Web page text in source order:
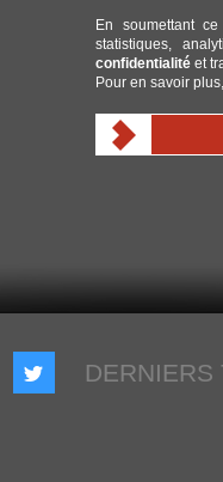
En soumettant
statistiques,
confidentialité et
Pour en savoir plus,
DERNIERS